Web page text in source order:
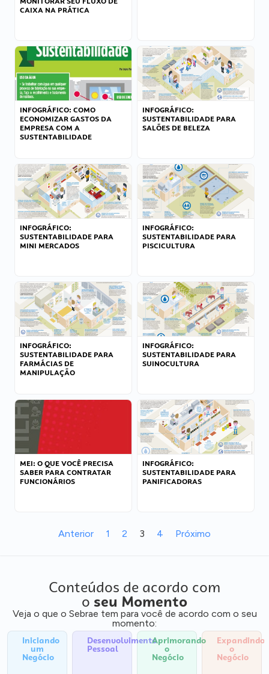
CAIXA NA PRÁTICA
INFOGRÁFICO: COMO
ECONOMIZAR GASTOS DA
EMPRESA COM A
SUSTENTABILIDADE
INFOGRÁFICO:
SUSTENTABILIDADE PARA
SALÕES DE BELEZA
INFOGRÁFICO:
SUSTENTABILIDADE PARA
MINI MERCADOS
INFOGRÁFICO:
SUSTENTABILIDADE PARA
PISCICULTURA
INFOGRÁFICO:
SUSTENTABILIDADE PARA
FARMÁCIAS DE
MANIPULAÇÃO
INFOGRÁFICO:
SUSTENTABILIDADE PARA
SUINOCULTURA
MEI: O QUE VOCÊ PRECISA
SABER PARA CONTRATAR
FUNCIONÁRIOS
INFOGRÁFICO:
SUSTENTABILIDADE PARA
PANIFICADORAS
Anterior 1 2 3 4 Próximo
Conteúdos de acordo com
o seu Momento
Veja o que o Sebrae tem para você de acordo com o seu
momento:
Iniciando
um
Negócio
Desenvolvimento
Pessoal
Aprimorando
o
Negócio
Expandindo
o
Negócio